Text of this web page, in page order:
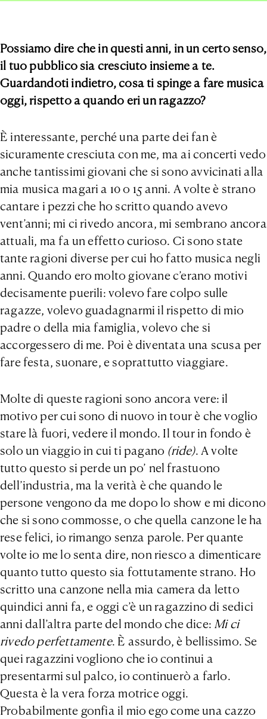
Possiamo dire che in questi anni, in un certo senso,
il tuo pubblico sia cresciuto insieme a te.
Guardandoti indietro, cosa ti spinge a fare musica
oggi, rispetto a quando eri un ragazzo?
È interessante, perché una parte dei fan è
sicuramente cresciuta con me, ma ai concerti vedo
anche tantissimi giovani che si sono avvicinati alla
mia musica magari a 10 o 15 anni. A volte è strano
cantare i pezzi che ho scritto quando avevo
vent’anni; mi ci rivedo ancora, mi sembrano ancora
attuali, ma fa un effetto curioso. Ci sono state
tante ragioni diverse per cui ho fatto musica negli
anni. Quando ero molto giovane c’erano motivi
decisamente puerili: volevo fare colpo sulle
ragazze, volevo guadagnarmi il rispetto di mio
padre o della mia famiglia, volevo che si
accorgessero di me. Poi è diventata una scusa per
fare festa, suonare, e soprattutto viaggiare.
Molte di queste ragioni sono ancora vere: il
motivo per cui sono di nuovo in tour è che voglio
stare là fuori, vedere il mondo. Il tour in fondo è
solo un viaggio in cui ti pagano (ride). A volte
tutto questo si perde un po’ nel frastuono
dell’industria, ma la verità è che quando le
persone vengono da me dopo lo show e mi dicono
che si sono commosse, o che quella canzone le ha
rese felici, io rimango senza parole. Per quante
volte io me lo senta dire, non riesco a dimenticare
quanto tutto questo sia fottutamente strano. Ho
scritto una canzone nella mia camera da letto
quindici anni fa, e oggi c’è un ragazzino di sedici
anni dall’altra parte del mondo che dice: Mi ci
rivedo perfettamente. È assurdo, è bellissimo. Se
quei ragazzini vogliono che io continui a
presentarmi sul palco, io continuerò a farlo.
Questa è la vera forza motrice oggi.
Probabilmente gonfia il mio ego come una cazzo